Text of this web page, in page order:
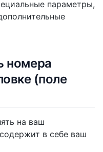
параметры,
номера
(поле
на ваш
в себе ваш